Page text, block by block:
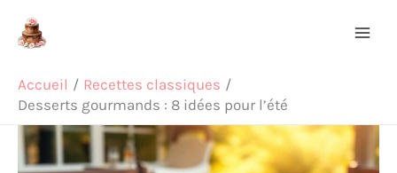
Accueil
Recettes classiques
Desserts gourmands : 8 idées pour l’été
Rechercher